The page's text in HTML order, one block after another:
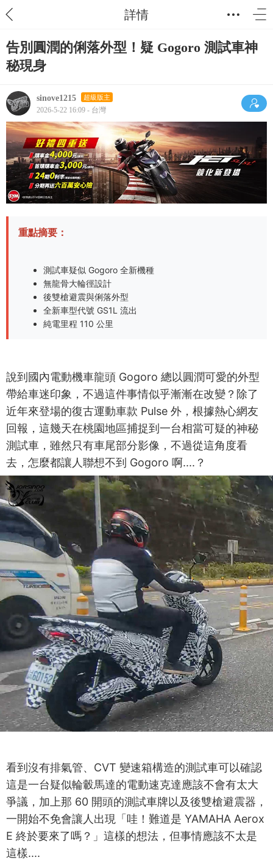
詳情
告別圓潤的俐落外型！疑 Gogoro 測試車神
秘現身
sinove1215 超級版主
2026-5-22 16:09 - 台灣
重點摘要：
測試車疑似 Gogoro 全新機種
無龍骨大輪徑設計
後雙槍避震與俐落外型
全新車型代號 GS1L 流出
純電里程 110 公里
說到國內電動機車龍頭 Gogoro 總以圓潤可愛的外型
帶給車迷印象，不過這件事情似乎漸漸在改變？除了
近年來登場的復古運動車款 Pulse 外，根據熱心網友
回報，這幾天在桃園地區捕捉到一台相當可疑的神秘
測試車，雖然只有車尾部分影像，不過從這角度看
去，怎麼都讓人聯想不到 Gogoro 啊....？
看到沒有排氣管、CVT 變速箱構造的測試車可以確認
這是一台疑似輪轂馬達的電動速克達應該不會有太大
爭議，加上那 60 開頭的測試車牌以及後雙槍避震器，
一開始不免會讓人出現「哇！難道是 YAMAHA Aerox
E 終於要來了嗎？」這樣的想法，但事情應該不太是
這樣....